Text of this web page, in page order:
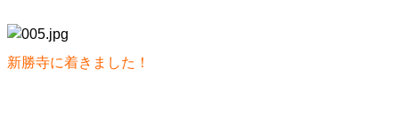
新勝寺に着きました！